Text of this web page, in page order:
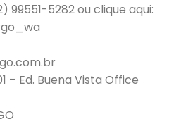
99551-5282 ou clique aqui:
– Ed. Buena Vista Office